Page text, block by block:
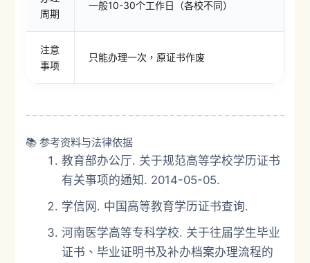
周期
一般10-30个工作日（各校不同）
注意
事项
只能办理一次，原证书作废
📚 参考资料与法律依据
教育部办公厅. 关于规范高等学校学历证书
有关事项的通知. 2014-05-05.
学信网. 中国高等教育学历证书查询.
河南医学高等专科学校. 关于往届学生毕业
证书、毕业证明书及补办档案办理流程的